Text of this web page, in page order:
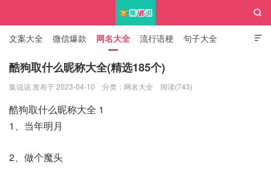

文案大全 微信爆款 网名大全 流行语梗 句子大全
知识大全

酷狗取什么昵称大全(精选185个)
集说说 发布于 2023-04-10 分类： 网名大全 阅读(743)
酷狗取什么昵称大全 1
1、当年明月
2、做个魔头